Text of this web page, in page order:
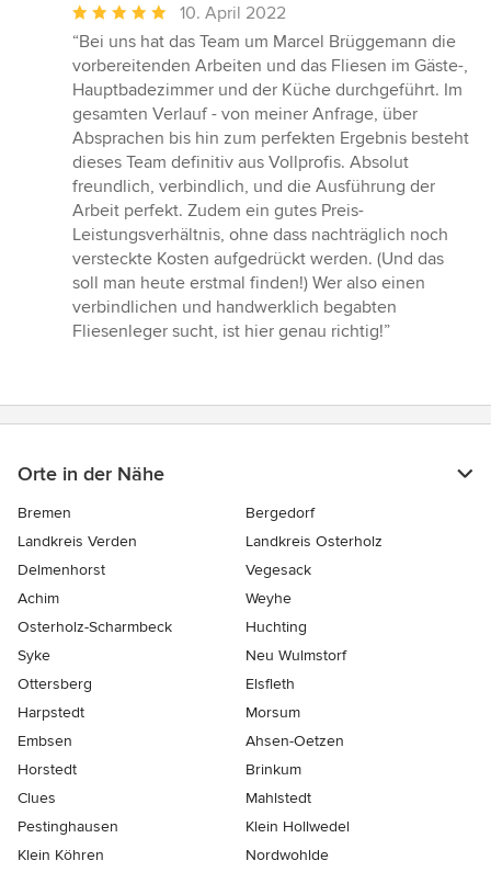
Durchschnittliche
Bewertung:
5
von
5
Sternen
10. April 2022
“Bei uns hat das Team um Marcel Brüggemann die
vorbereitenden Arbeiten und das Fliesen im Gäste-,
Hauptbadezimmer und der Küche durchgeführt. Im
gesamten Verlauf - von meiner Anfrage, über
Absprachen bis hin zum perfekten Ergebnis besteht
dieses Team definitiv aus Vollprofis. Absolut
freundlich, verbindlich, und die Ausführung der
Arbeit perfekt. Zudem ein gutes Preis-
Leistungsverhältnis, ohne dass nachträglich noch
versteckte Kosten aufgedrückt werden. (Und das
soll man heute erstmal finden!) Wer also einen
verbindlichen und handwerklich begabten
Fliesenleger sucht, ist hier genau richtig!”
Orte in der Nähe
Bremen
Bergedorf
Landkreis Verden
Landkreis Osterholz
Delmenhorst
Vegesack
Achim
Weyhe
Osterholz-Scharmbeck
Huchting
Syke
Neu Wulmstorf
Ottersberg
Elsfleth
Harpstedt
Morsum
Embsen
Ahsen-Oetzen
Horstedt
Brinkum
Clues
Mahlstedt
Pestinghausen
Klein Hollwedel
Klein Köhren
Nordwohlde